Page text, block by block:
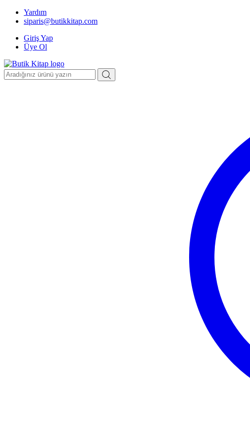
Yardım
siparis@butikkitap.com
Giriş Yap
Üye Ol